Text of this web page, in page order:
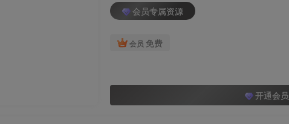
会员专属资源
会员 免费
开通会员